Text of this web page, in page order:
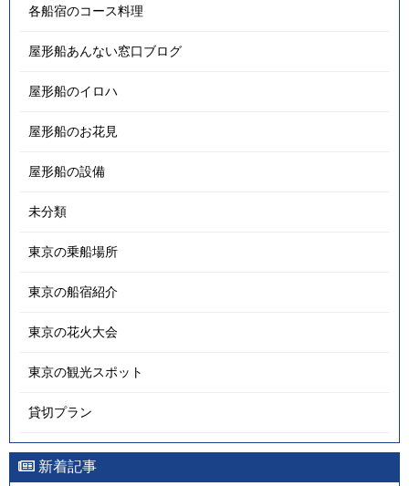
各船宿のコース料理
屋形船あんない窓口ブログ
屋形船のイロハ
屋形船のお花見
屋形船の設備
未分類
東京の乗船場所
東京の船宿紹介
東京の花火大会
東京の観光スポット
貸切プラン
新着記事